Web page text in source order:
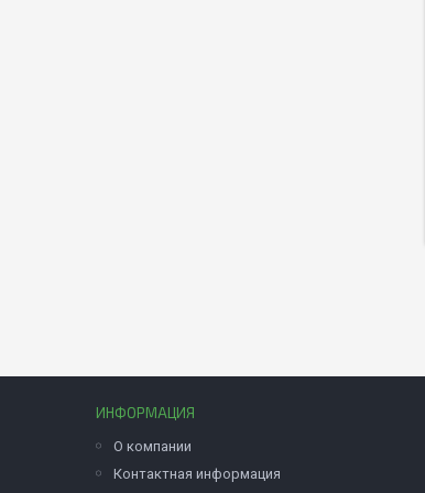
ИНФОРМАЦИЯ
О компании
Контактная информация